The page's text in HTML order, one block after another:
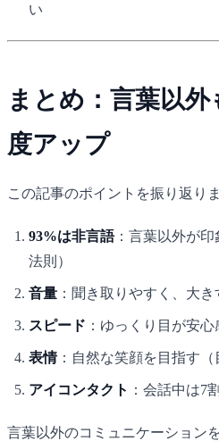
い
まとめ：言葉以
度アップ
この記事のポイントを振り返り
93%は非言語：言葉以外が
法則）
音量 ：聞き取りやすく、大
スピード ：ゆっくり目が安
表情：自然な笑顔を目指す（
アイコンタクト ：会話中は7
言葉以外のコミュニケーション